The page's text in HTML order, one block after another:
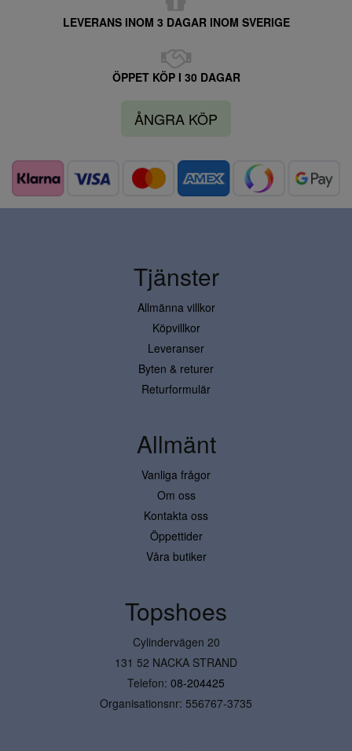
LEVERANS INOM 3 DAGAR INOM SVERIGE
ÖPPET KÖP I 30 DAGAR
ÅNGRA KÖP
Tjänster
Allmänna villkor
Köpvillkor
Leveranser
Byten & returer
Returformulär
Allmänt
Vanliga frågor
Om oss
Kontakta oss
Öppettider
Våra butiker
Topshoes
Cylindervägen 20
131 52 NACKA STRAND
Telefon: 08-204425
Organisationsnr: 556767-3735